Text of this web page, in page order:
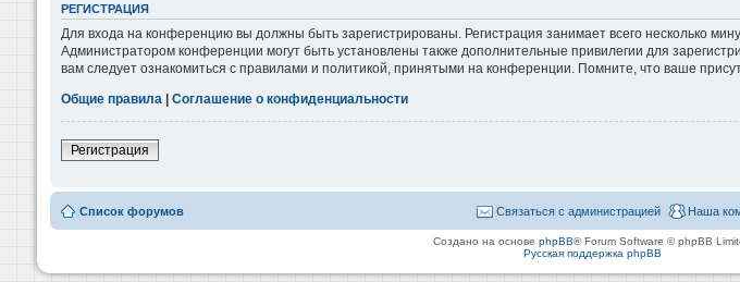
РЕГИСТРАЦИЯ
Для входа на конференцию вы должны быть зарегистрированы. Регистрация занимает всего несколько
Администратором конференции могут быть установлены также дополнительные привилегии для
вам следует ознакомиться с правилами и политикой, принятыми на конференции. Помните, что ваше
Общие правила
Соглашение о конфиденциальности
Регистрация
Список форумов Наша
Связаться с администрацией
Создано на основе phpBB® Forum Software © phpBB
Русская поддержка phpBB